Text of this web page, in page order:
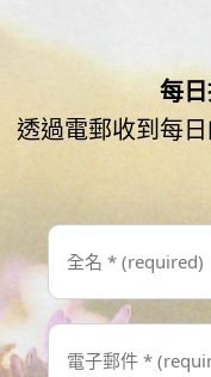
每
透過電郵收到每